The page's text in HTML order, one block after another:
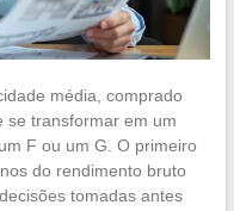
média, comprado
se transformar em um
F ou um G. O primeiro
do rendimento bruto
tomadas antes